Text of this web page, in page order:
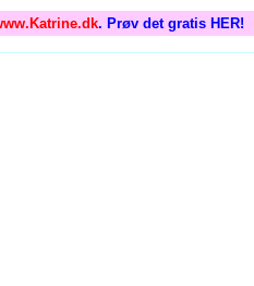
. Prøv det gratis HER!